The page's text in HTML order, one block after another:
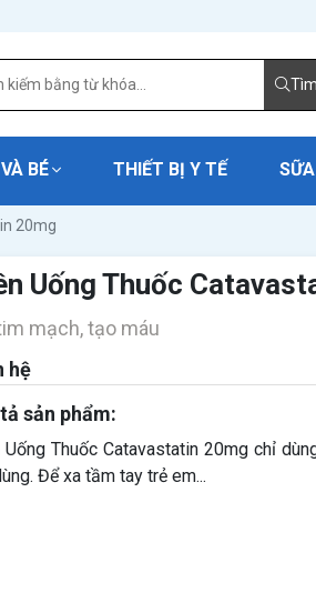
BÉ THIẾT BỊ Y TẾ
20mg
Uống Thuốc
mạch, tạo máu
hệ
sản phẩm:
Uống Thuốc Catavastatin 20mg chỉ
Để xa tầm tay trẻ em...